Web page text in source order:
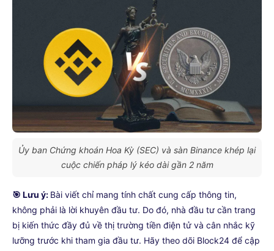
Ủy ban Chứng khoán Hoa Kỳ (SEC) và sàn Binance khép lại
cuộc chiến pháp lý kéo dài gần 2 năm
🎯 Lưu ý: Bài viết chỉ mang tính chất cung cấp thông tin,
không phải là lời khuyên đầu tư. Do đó, nhà đầu tư cần trang
bị kiến thức đầy đủ về thị trường tiền điện tử và cân nhắc kỹ
lưỡng trước khi tham gia đầu tư. Hãy theo dõi Block24 để cập